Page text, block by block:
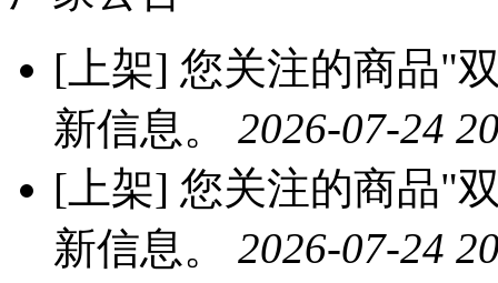
[上架] 您关注的商品"
新信息。 2026-07-24
[上架] 您关注的商品"
新信息。 2026-07-24